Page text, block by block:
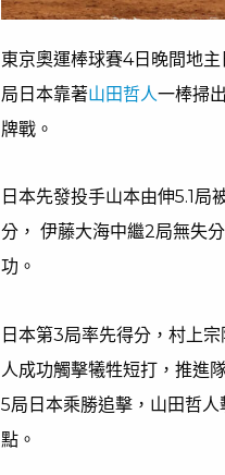
東京奧運棒球賽4日晚間地
局日本靠著山田哲人一棒掃
牌戰。
日本先發投手山本由伸5.1
分， 伊藤大海中繼2局無失
功。
日本第3局率先得分，村上
人成功觸擊犧牲短打，推進
5局日本乘勝追擊，山田哲
點。